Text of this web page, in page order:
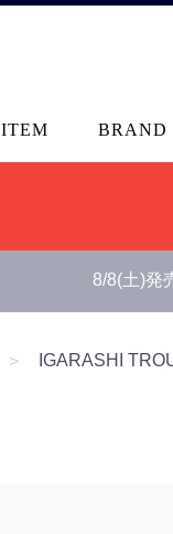
ITEM BRAND
8/8(土)発
＞ IGARASHI